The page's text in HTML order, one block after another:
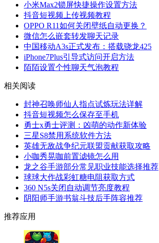
小米Max2锁屏快捷操作设置方法
抖音短视频上传视频教程
OPPO R11如何关闭壁纸自动更换？
微信怎么嵌套转发聊天记录
中国移动A3s正式发布：搭载骁龙425
iPhone7Plus引导式访问开启方法
陌陌设置个性聊天气泡教程
相关阅读
封神召唤师仙人指点试炼玩法详解
抖音短视频怎么保存至手机
勇士x勇士评测：凶萌的动作新体验
三星S8禁用系统软件方法
英雄无敌战争纪元联盟贡献获取攻略
小咖秀晃咖前置滤镜怎么用
龙之谷手游部分常见职业技能选择推荐
球球大作战彩虹糖电阻获取方式
360 N5s关闭自动调节亮度教程
阴阳师手游书翁斗技后手阵容推荐
推荐应用